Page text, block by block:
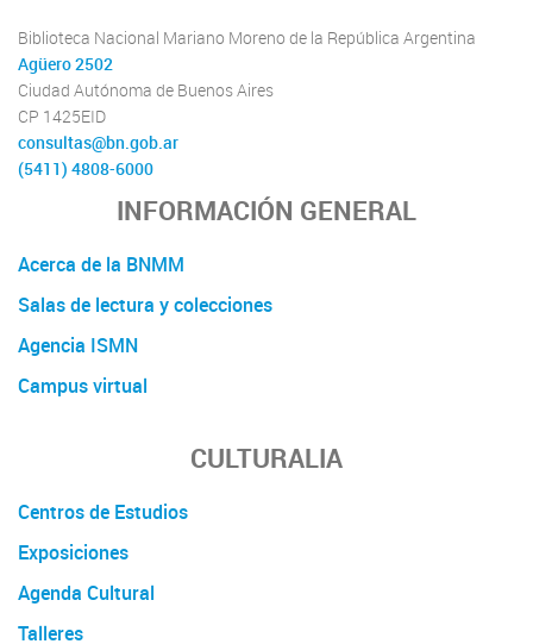
Biblioteca Nacional Mariano Moreno de la República Argentina
Agüero 2502
Ciudad Autónoma de Buenos Aires
CP 1425EID
consultas@bn.gob.ar
(5411) 4808-6000
INFORMACIÓN GENERAL
Acerca de la BNMM
Salas de lectura y colecciones
Agencia ISMN
Campus virtual
CULTURALIA
Centros de Estudios
Exposiciones
Agenda Cultural
Talleres